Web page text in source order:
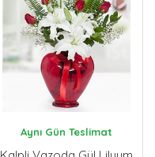
Aynı Gün Teslimat